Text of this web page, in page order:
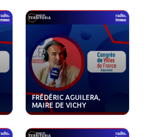
FRÉDÉRIC AGUILERA,
MAIRE DE VICHY